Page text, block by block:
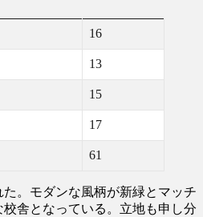
16
13
15
17
61
。モダンな風柄が新緑とマッチ
舎となっている。立地も申し分